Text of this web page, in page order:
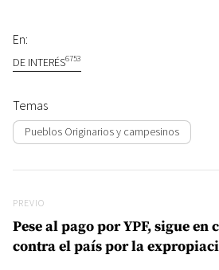
En:
DE INTERÉS6753
Temas
Pueblos Originarios y campesinos
Previo
PREVIO
Pese al pago por YPF, sigue
contra el país por la